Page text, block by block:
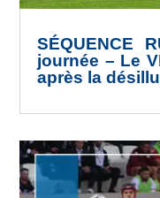
SÉQUENCE
journée – Le
après la